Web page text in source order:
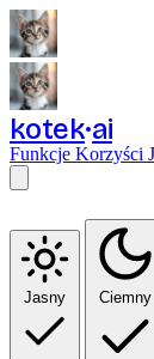
kotek ai
Funkcje Korzyści
Jasny Ciemny